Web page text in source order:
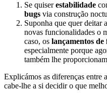
Se quiserestabilidade
bugs via construção
Suponha que quer deitar
novas funcionalidades o
caso, os lançamentos
especialmente porque
também lhe
Explicámos as diferenças entre
cabe-lhe a si decidir o que